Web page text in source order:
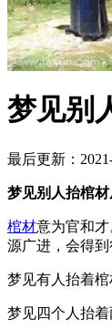
梦见别
最后更新：
梦见别人抬棺
棺材意为官和才
源广进，会得到
梦见有人抬着
梦见四个人抬